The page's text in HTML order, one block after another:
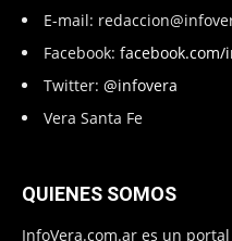
E-mail:
Facebook: facebook.com/
Twitter: @infovera
Vera Santa Fe
QUIENES SOMOS
InfoVera.com.ar es un